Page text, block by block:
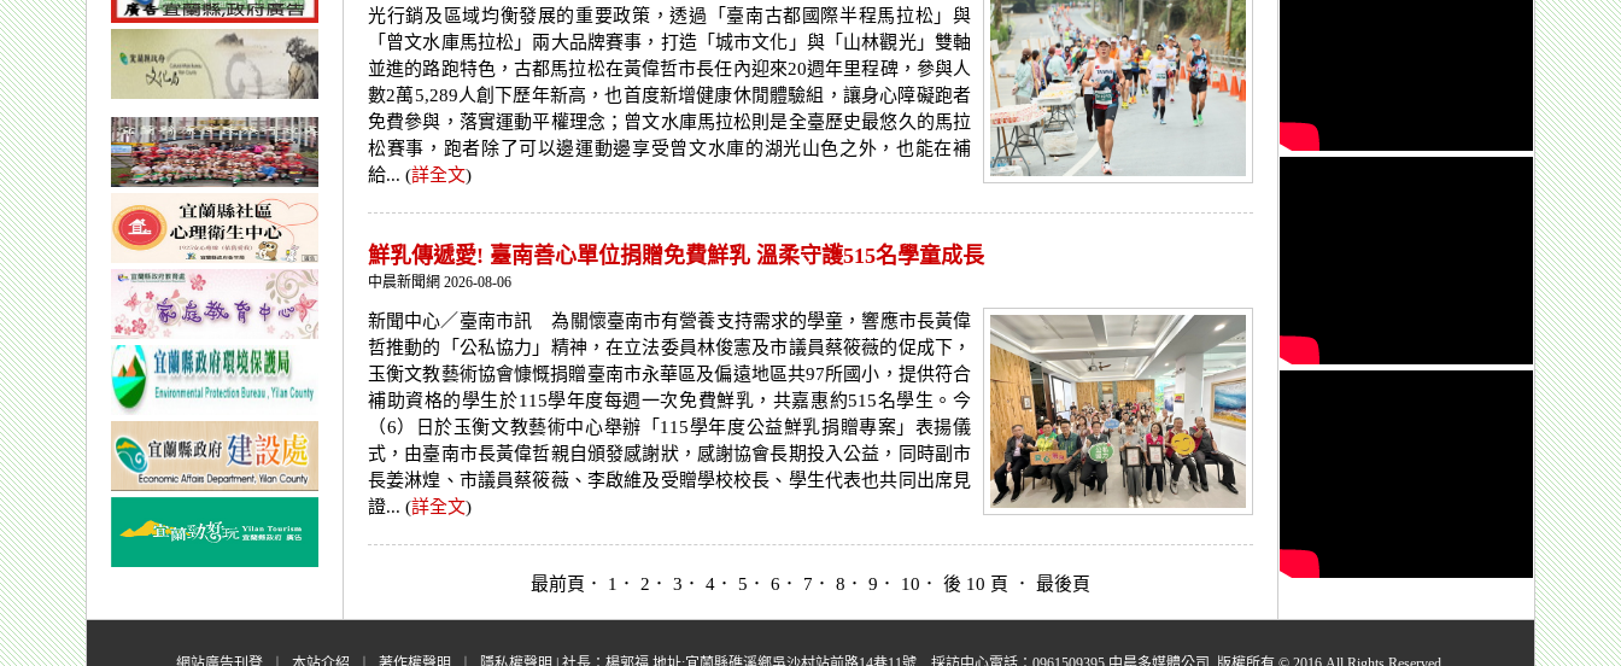
光行銷及區域均衡發展的重要政策，透過「臺南古都國際半程馬拉松」與
「曾文水庫馬拉松」兩大品牌賽事，打造「城市文化」與「山林觀光」雙軸
並進的路跑特色，古都馬拉松在黃偉哲市長任內迎來20週年里程碑，參與人
數2萬5,289人創下歷年新高，也首度新增健康休閒體驗組，讓身心障礙跑者
免費參與，落實運動平權理念；曾文水庫馬拉松則是全臺歷史最悠久的馬拉
松賽事，跑者除了可以邊運動邊享受曾文水庫的湖光山色之外，也能在補
給... (詳全文)
鮮乳傳遞愛! 臺南善心單位捐贈免費鮮乳 溫柔守護515名學童成長
中晨新聞網 2026-08-06
新聞中心／臺南市訊 為關懷臺南市有營養支持需求的學童，響應市長黃偉
哲推動的「公私協力」精神，在立法委員林俊憲及市議員蔡筱薇的促成下，
玉衡文教藝術協會慷慨捐贈臺南市永華區及偏遠地區共97所國小，提供符合
補助資格的學生於115學年度每週一次免費鮮乳，共嘉惠約515名學生。今
（6）日於玉衡文教藝術中心舉辦「115學年度公益鮮乳捐贈專案」表揚儀
式，由臺南市長黃偉哲親自頒發感謝狀，感謝協會長期投入公益，同時副市
長姜淋煌、市議員蔡筱薇、李啟維及受贈學校校長、學生代表也共同出席見
證... (詳全文)
最前頁 ． 1． 2 ． 3 ． 4 ． 5 ． 6 ． 7 ． 8 ． 9 ． 10 ． 後 10 頁 ． 最後頁